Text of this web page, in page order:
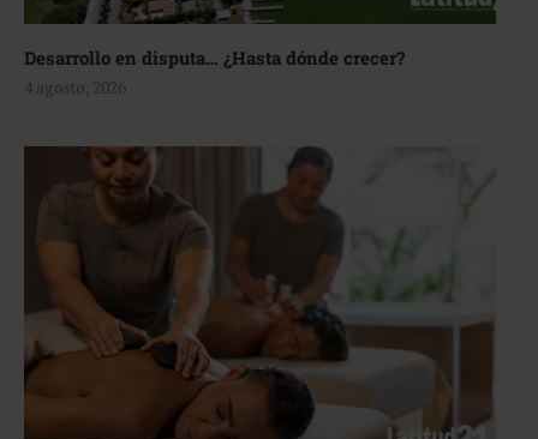
Desarrollo en disputa… ¿Hasta dónde crecer?
4 agosto, 2026